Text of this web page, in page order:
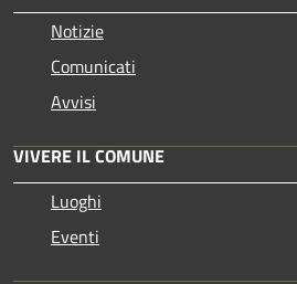
Notizie
Comunicati
Avvisi
VIVERE IL COMUNE
Luoghi
Eventi